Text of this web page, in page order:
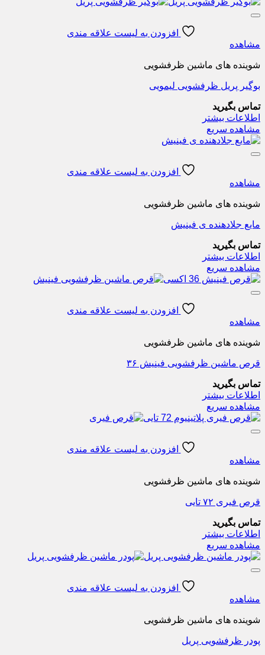
افزودن به لیست علاقه مندی
مشاهده
شوینده های ماشین ظرفشویی
بوگیر پریل ظرفشویی لیمویی
تماس بگیرید
اطلاعات بیشتر
مشاهده سریع
افزودن به لیست علاقه مندی
مشاهده
شوینده های ماشین ظرفشویی
مایع جلادهنده ی فینیش
تماس بگیرید
اطلاعات بیشتر
مشاهده سریع
افزودن به لیست علاقه مندی
مشاهده
شوینده های ماشین ظرفشویی
قرص ماشین ظرفشویی فینیش ۳۶
تماس بگیرید
اطلاعات بیشتر
مشاهده سریع
افزودن به لیست علاقه مندی
مشاهده
شوینده های ماشین ظرفشویی
قرص فیری ۷۲ تایی
تماس بگیرید
اطلاعات بیشتر
مشاهده سریع
افزودن به لیست علاقه مندی
مشاهده
شوینده های ماشین ظرفشویی
پودر ظرفشویی پریل